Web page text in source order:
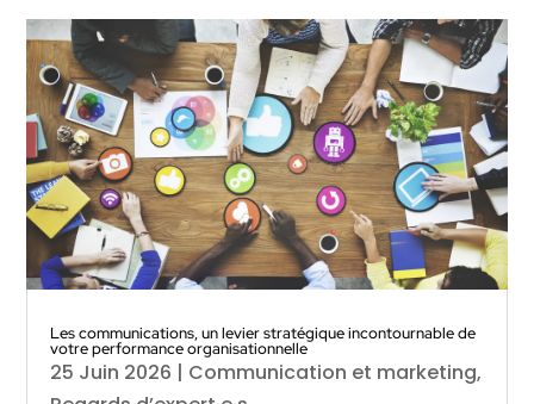
Les communications, un levier stratégique incontournable de
votre performance organisationnelle
25 Juin 2026 | Communication et marketing,